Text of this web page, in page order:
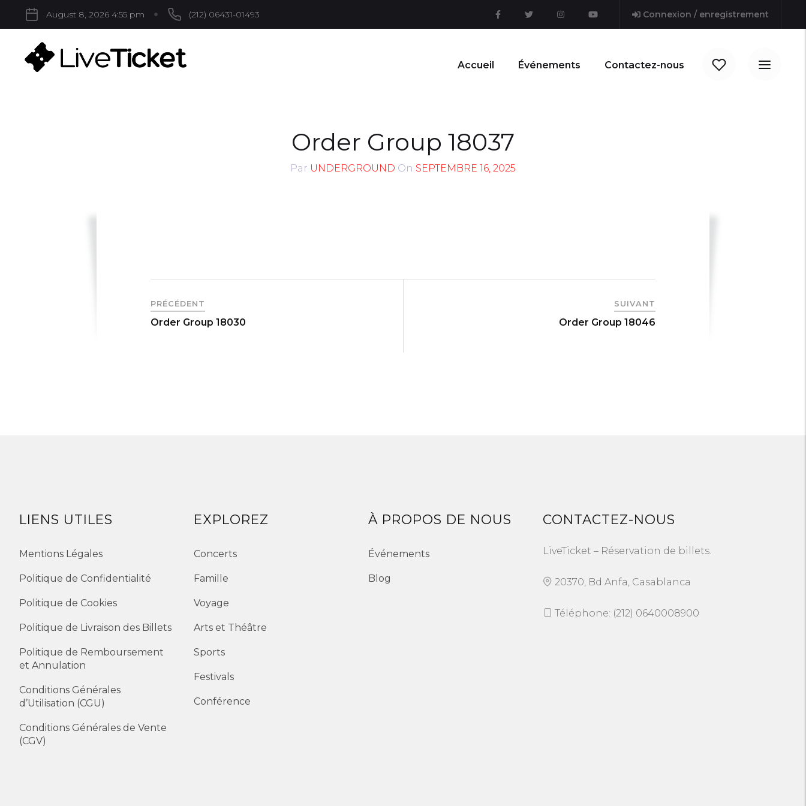
August 8, 2026 4:55 pm (212) 06431-01493 Connexion / enregistrement
Accueil Événements Contactez-nous
Order Group 18037
Par UNDERGROUND On SEPTEMBRE 16, 2025
PRÉCÉDENT
Order Group 18030
SUIVANT
Order Group 18046
LIENS UTILES
Mentions Légales
Politique de Confidentialité
Politique de Cookies
Politique de Livraison des Billets
Politique de Remboursement
et Annulation
Conditions Générales
d’Utilisation (CGU)
Conditions Générales de Vente
(CGV)
EXPLOREZ
Concerts
Famille
Voyage
Arts et Théâtre
Sports
Festivals
Conférence
À PROPOS DE NOUS
Événements
Blog
CONTACTEZ-NOUS
LiveTicket – Réservation de billets.
20370, Bd Anfa, Casablanca
Téléphone: (212) 0640008900